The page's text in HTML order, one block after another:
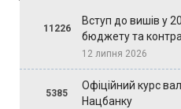
11226
Вступ до вишів у
бюджету та
12 липня 2026
5385
Офіційний курс
Нацбанку